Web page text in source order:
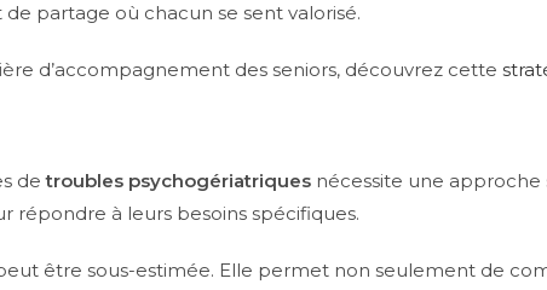
partage où chacun se sent valorisé.
d’accompagnement des seniors, découvrez cette
detroubles psychogériatriques nécessite une
répondre à leurs besoins spécifiques.
être sous-estimée. Elle permet non seulement de